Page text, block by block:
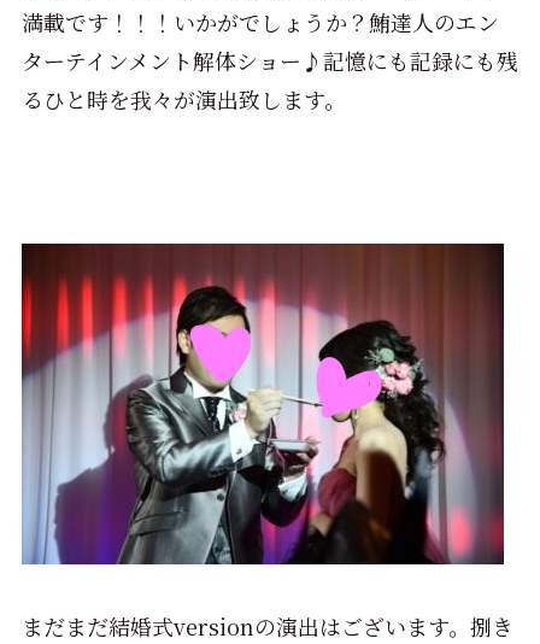
満載です！！！いかがでしょうか？鮪達人のエン
ターテインメント解体ショー♪記憶にも記録にも残
るひと時を我々が演出致します。
まだまだ結婚式versionの演出はございます。捌き